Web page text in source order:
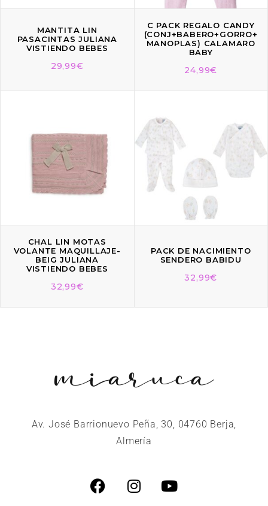
MANTITA LIN
PASACINTAS JULIANA
VISTIENDO BEBES
29,99€
C PACK REGALO CANDY
(CONJ+BABERO+GORRO+
MANOPLAS) CALAMARO
BABY
24,99€
CHAL LIN MOTAS
VOLANTE MAQUILLAJE-
BEIG JULIANA
VISTIENDO BEBES
32,99€
PACK DE NACIMIENTO
SENDERO BABIDU
32,99€
Av. José Barrionuevo Peña, 30, 04760 Berja,
Almería